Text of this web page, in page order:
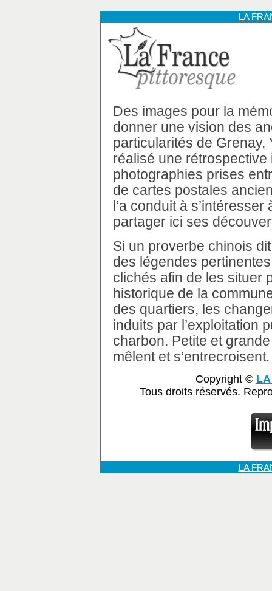
LA
Des images pour la
donner une vision des
particularités de Grenay,
réalisé une rétrospective
photographies prises
de cartes postales
l’a conduit à
partager ici ses
Si un proverbe chinois
des légendes
clichés afin de les situer
historique de la
des quartiers, les
induits par l’exploitation
charbon. Petite et
mêlent et s’entrecroisent.
Copyright ©
Tous droits réservés.
LA